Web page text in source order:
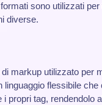
sono utilizzati
diverse.
di markup utilizzato per
linguaggio flessibile che
i propri tag, rendendolo